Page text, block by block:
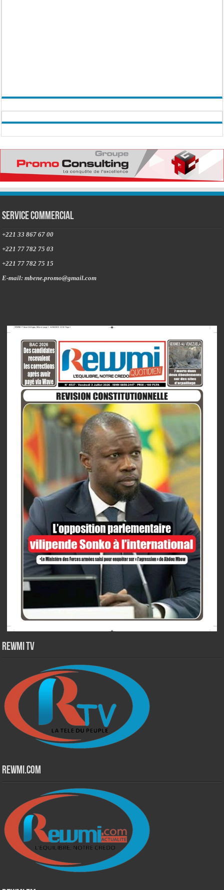
Service commercial
+221 33 867 67 00
+221 77 782 75 03
+221 77 782 75 15
E-mail: mbene.promo@gmail.com
Rewmi TV
Rewmi.Com